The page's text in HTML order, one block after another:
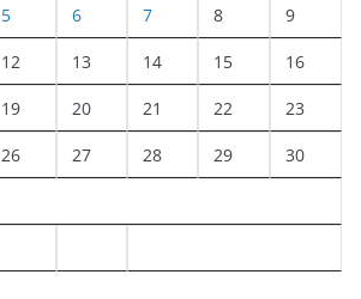
5 6 7 8 9
12 13 14 15 16
19 20 21 22 23
26 27 28 29 30